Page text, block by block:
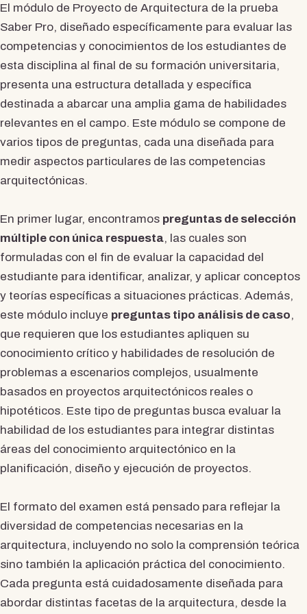
El módulo de Proyecto de Arquitectura de la prueba
Saber Pro, diseñado específicamente para evaluar las
competencias y conocimientos de los estudiantes de
esta disciplina al final de su formación universitaria,
presenta una estructura detallada y específica
destinada a abarcar una amplia gama de habilidades
relevantes en el campo. Este módulo se compone de
varios tipos de preguntas, cada una diseñada para
medir aspectos particulares de las competencias
arquitectónicas.
En primer lugar, encontramos preguntas de selección
múltiple con única respuesta, las cuales son
formuladas con el fin de evaluar la capacidad del
estudiante para identificar, analizar, y aplicar conceptos
y teorías específicas a situaciones prácticas. Además,
este módulo incluye preguntas tipo análisis de caso,
que requieren que los estudiantes apliquen su
conocimiento crítico y habilidades de resolución de
problemas a escenarios complejos, usualmente
basados en proyectos arquitectónicos reales o
hipotéticos. Este tipo de preguntas busca evaluar la
habilidad de los estudiantes para integrar distintas
áreas del conocimiento arquitectónico en la
planificación, diseño y ejecución de proyectos.
El formato del examen está pensado para reflejar la
diversidad de competencias necesarias en la
arquitectura, incluyendo no solo la comprensión teórica
sino también la aplicación práctica del conocimiento.
Cada pregunta está cuidadosamente diseñada para
abordar distintas facetas de la arquitectura, desde la